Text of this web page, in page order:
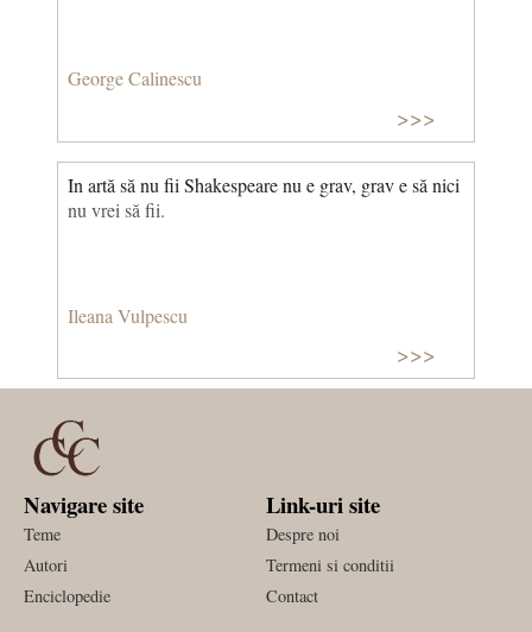
George Calinescu
>>>
In artă să nu fii Shakespeare nu e grav, grav e să nici
nu vrei să fii.
Ileana Vulpescu
>>>
Navigare site
Teme
Autori
Enciclopedie
Link-uri site
Despre noi
Termeni si conditii
Contact